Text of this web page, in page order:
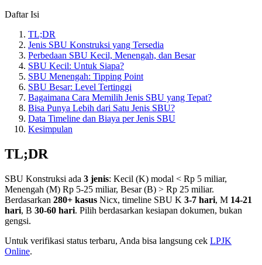
Daftar Isi
TL;DR
Jenis SBU Konstruksi yang Tersedia
Perbedaan SBU Kecil, Menengah, dan Besar
SBU Kecil: Untuk Siapa?
SBU Menengah: Tipping Point
SBU Besar: Level Tertinggi
Bagaimana Cara Memilih Jenis SBU yang Tepat?
Bisa Punya Lebih dari Satu Jenis SBU?
Data Timeline dan Biaya per Jenis SBU
Kesimpulan
TL;DR
SBU Konstruksi ada 3 jenis: Kecil (K) modal < Rp 5 miliar,
Menengah (M) Rp 5-25 miliar, Besar (B) > Rp 25 miliar.
Berdasarkan 280+ kasus Nicx, timeline SBU K 3-7 hari, M 14-21
hari, B 30-60 hari. Pilih berdasarkan kesiapan dokumen, bukan
gengsi.
Untuk verifikasi status terbaru, Anda bisa langsung cek LPJK
Online.